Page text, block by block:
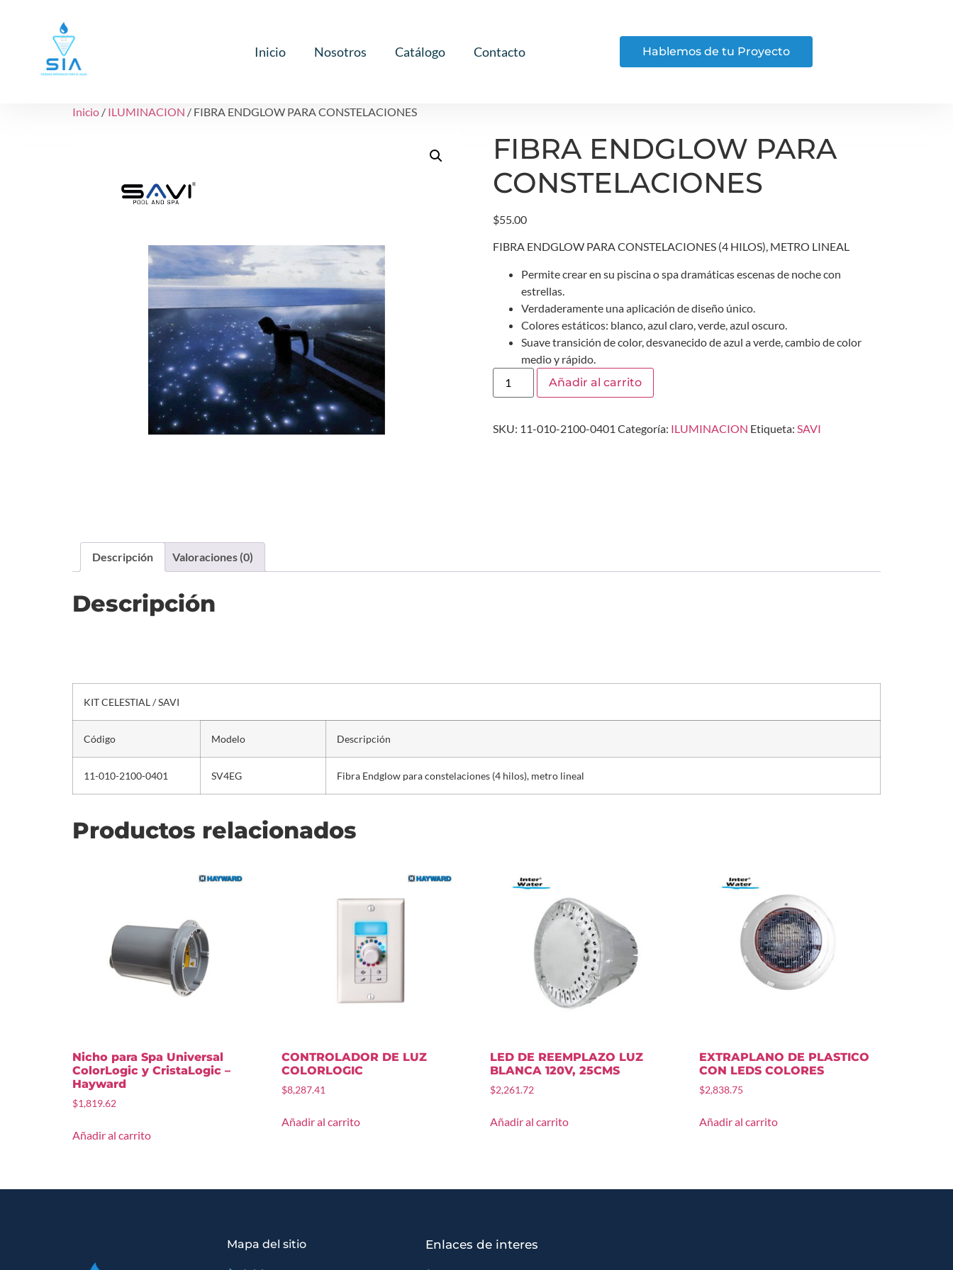
Inicio Nosotros Catálogo Contacto Hablemos de tu Proyecto
Inicio / ILUMINACION / FIBRA ENDGLOW PARA CONSTELACIONES
FIBRA ENDGLOW PARA
CONSTELACIONES
$55.00
FIBRA ENDGLOW PARA CONSTELACIONES (4 HILOS), METRO LINEAL
Permite crear en su piscina o spa dramáticas escenas de noche con
estrellas.
Verdaderamente una aplicación de diseño único.
Colores estáticos: blanco, azul claro, verde, azul oscuro.
Suave transición de color, desvanecido de azul a verde, cambio de color
medio y rápido.
Añadir al carrito
SKU: 11-010-2100-0401 Categoría: ILUMINACION Etiqueta: SAVI
Descripción Valoraciones (0)
Descripción
KIT CELESTIAL / SAVI
Código Modelo Descripción
11-010-2100-0401 SV4EG Fibra Endglow para constelaciones (4 hilos), metro lineal
Productos relacionados
Nicho para Spa Universal
ColorLogic y CristaLogic –
Hayward
$1,819.62
Añadir al carrito
CONTROLADOR DE LUZ
COLORLOGIC
$8,287.41
Añadir al carrito
LED DE REEMPLAZO LUZ
BLANCA 120V, 25CMS
$2,261.72
Añadir al carrito
EXTRAPLANO DE PLASTICO
CON LEDS COLORES
$2,838.75
Añadir al carrito
Mapa del sitio Enlaces de interes